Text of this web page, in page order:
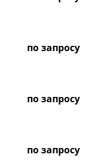
по запросу
по запросу
по запросу